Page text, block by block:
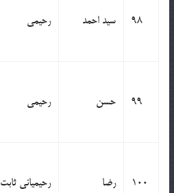
98 سید احمد رحیمی
99 حسن رحیمی
100 رضا رحیمیانی ثابت